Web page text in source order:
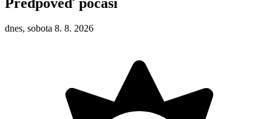
dnes, sobota 8. 8. 2026